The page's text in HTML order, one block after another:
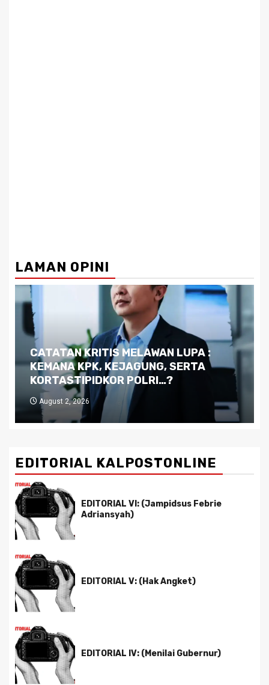
LAMAN OPINI
Dilema Kaltim di Tengah Krisis:
Kutukan Sumber Daya Alam dan
Pemimpin yang Tak Kreatif
July 29, 2026
EDITORIAL KALPOSTONLINE
EDITORIAL VI: (Jampidsus Febrie
Adriansyah)
EDITORIAL V: (Hak Angket)
EDITORIAL IV: (Menilai Gubernur)